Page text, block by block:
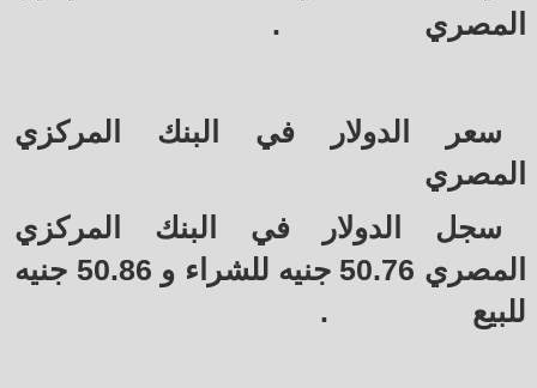
المصري
.
سعر الدولار في البنك المركزي
المصري
سجل الدولار في البنك المركزي
المصري 50.76 جنيه للشراء و 50.86 جنيه
للبيع
.